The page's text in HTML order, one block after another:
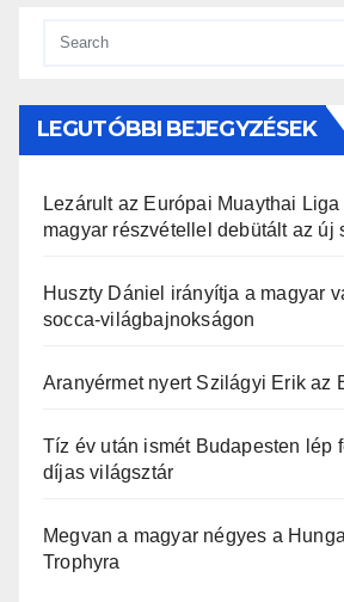
LEGUTÓBBI BEJEGYZÉSEK
Lezárult az Európai Muaythai
magyar részvétellel debütált az új
Huszty Dániel irányítja a magyar
socca-világbajnokságon
Aranyérmet nyert Szilágyi Erik az
Tíz év után ismét Budapesten lép
díjas világsztár
Megvan a magyar négyes a
Trophyra